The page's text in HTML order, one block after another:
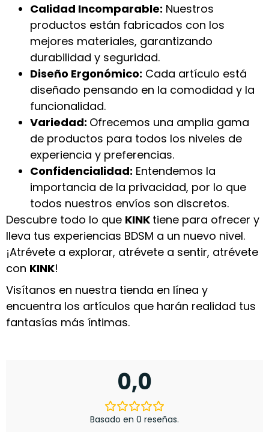
Calidad Incomparable: Nuestros
productos están fabricados con los
mejores materiales, garantizando
durabilidad y seguridad.
Diseño Ergonómico: Cada artículo está
diseñado pensando en la comodidad y la
funcionalidad.
Variedad: Ofrecemos una amplia gama
de productos para todos los niveles de
experiencia y preferencias.
Confidencialidad: Entendemos la
importancia de la privacidad, por lo que
todos nuestros envíos son discretos.
Descubre todo lo que KINK tiene para ofrecer y
lleva tus experiencias BDSM a un nuevo nivel.
¡Atrévete a explorar, atrévete a sentir, atrévete
con KINK!
Visítanos en nuestra tienda en línea y
encuentra los artículos que harán realidad tus
fantasías más íntimas.
0,0
Basado en 0 reseñas.